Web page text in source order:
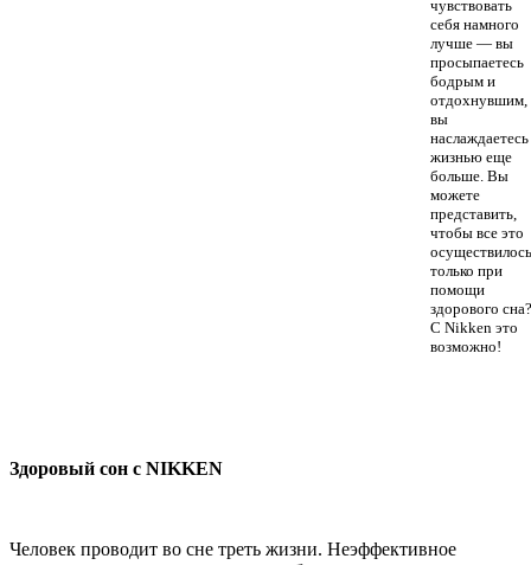
чувствовать
себя намного
лучше — вы
просыпаетесь
бодрым и
отдохнувшим,
вы
наслаждаетесь
жизнью еще
больше. Вы
можете
представить,
чтобы все это
осуществилось
только при
помощи
здорового сна?
С Nikken это
возможно!
Здоровый сон с NIKKEN
Человек проводит во сне треть жизни. Неэффективное